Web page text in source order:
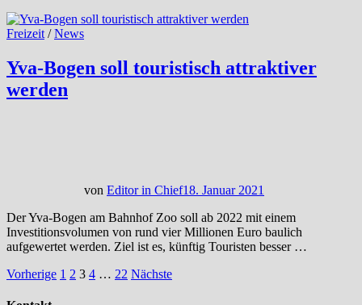
Freizeit /News
Yva-Bogen soll touristisch attraktiver
werden
von Editor in Chief18. Januar 2021
Der Yva-Bogen am Bahnhof Zoo soll ab 2022 mit einem
Investitionsvolumen von rund vier Millionen Euro baulich
aufgewertet werden. Ziel ist es, künftig Touristen besser …
Beitragsnavigation
Vorherige 1 2 3 4 … 22 Nächste